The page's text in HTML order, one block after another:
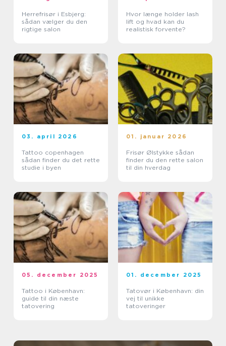
Herrefrisør i Esbjerg:
sådan vælger du den
rigtige salon
Hvor længe holder lash
lift og hvad kan du
realistisk forvente?
03. april 2026
Tattoo copenhagen
sådan finder du det rette
studie i byen
01. januar 2026
Frisør Ølstykke sådan
finder du den rette salon
til din hverdag
05. december 2025
Tattoo i København:
guide til din næste
tatovering
01. december 2025
Tatovør i København: din
vej til unikke
tatoveringer